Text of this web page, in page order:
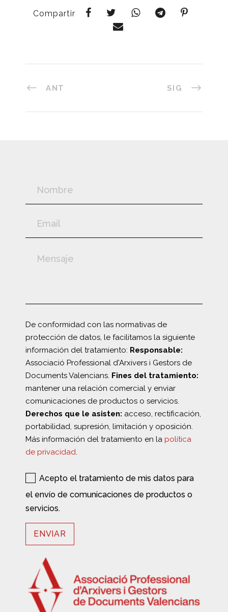
Compartir
ANT SIG
De conformidad con las normativas de
protección de datos, le facilitamos la siguiente
información del tratamiento: Responsable:
Associació Professional d'Arxivers i Gestors de
Documents Valencians. Fines del tratamiento:
mantener una relación comercial y enviar
comunicaciones de productos o servicios.
Derechos que le asisten: acceso, rectificación,
portabilidad, supresión, limitación y oposición.
Más información del tratamiento en la política
de privacidad.
Acepto el tratamiento de mis datos para
el envío de comunicaciones de productos o
servicios.